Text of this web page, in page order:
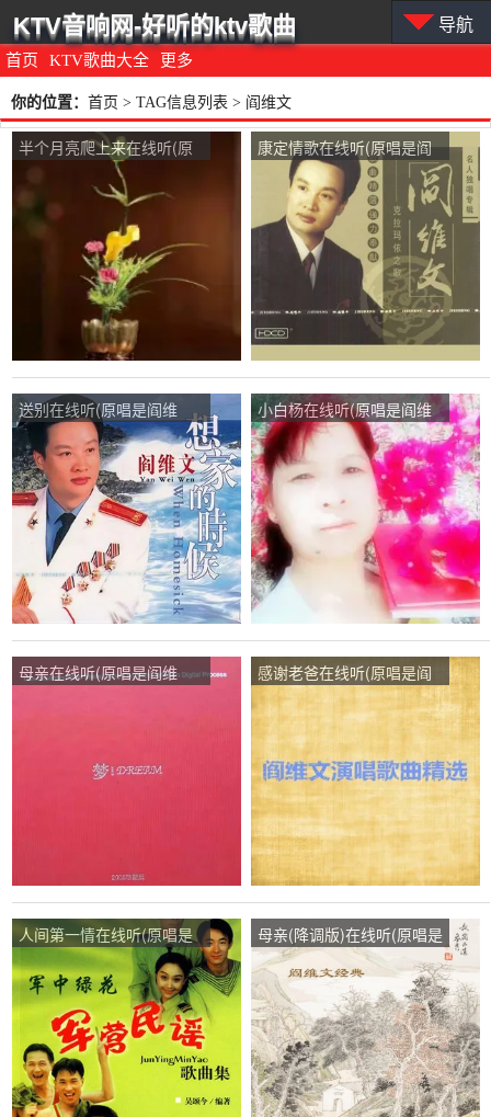
首页 KTV歌曲大全 更多
KTV音响网-好听的ktv歌曲 导航
你的位置： 首页 > TAG信息列表 > 阎维文
半个月亮爬上来在线听(原
唱是阎维文)，风雨彩虹演
唱点播:43次
康定情歌在线听(原唱是阎
维文)，快乐一生(不互动)演
唱点播:149次
送别在线听(原唱是阎维
文)，老梅演唱点播:53次
小白杨在线听(原唱是阎维
文)，梦中蝴蝶演唱点播:30
次
母亲在线听(原唱是阎维
感谢老爸在线听(原唱是阎
维文)，杰杰豪麦♬ 主唱演
唱点播:120次
人间第一情在线听(原唱是
阎维文)，秋高气爽演唱点
播:34次
母亲(降调版)在线听(原唱是
阎维文)，老歌演唱点
播:421次